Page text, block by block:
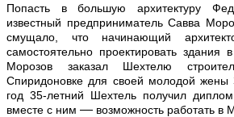
Попасть в большую архитектуру
известный предприниматель Савва
смущало, что начинающий
самостоятельно проектировать
Морозов заказал Шехтелю
Спиридоновке для своей молодой
год 35-летний Шехтель получил диплом
вместе с ним — возможность работать в